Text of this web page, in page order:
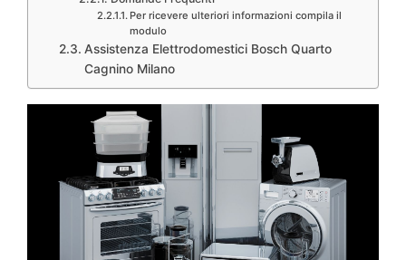
Per ricevere ulteriori informazioni compila il
modulo
Assistenza Elettrodomestici Bosch Quarto
Cagnino Milano